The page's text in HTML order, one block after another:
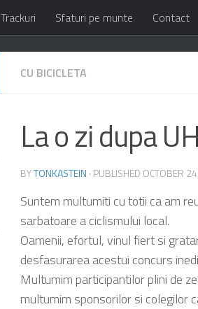
Trackuri Sfaturi pe munte Contact
CU BICICLETA
La o zi dupa
BYTONKASTEIN · PUBLISHED OCTOBER
Suntem multumiti cu totii ca am
sarbatoare a ciclismului local.
Oamenii, efortul, vinul fiert si
desfasurarea acestui concurs
Multumim participantilor plini de
multumim sponsorilor si colegilor